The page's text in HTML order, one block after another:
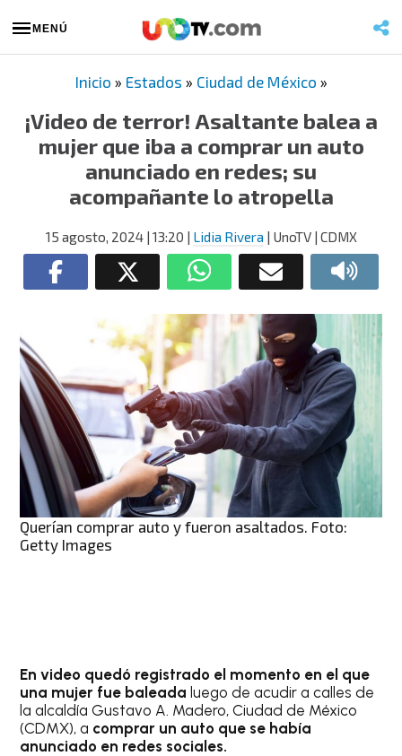
MENÚ
Inicio » Estados » Ciudad de México »
¡Video de terror! Asaltante balea a
mujer que iba a comprar un auto
anunciado en redes; su
acompañante lo atropella
15 agosto, 2024| 13:20 | Lidia Rivera | UnoTV | CDMX
Querían comprar auto y fueron asaltados. Foto:
Getty Images
En video quedó registrado el momento en el que
una mujer fue baleada luego de acudir a calles de
la alcaldía Gustavo A. Madero, Ciudad de México
(CDMX), a comprar un auto que se había
anunciado en redes sociales.